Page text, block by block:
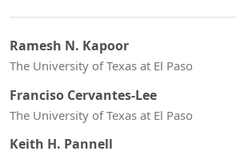
Ramesh N. Kapoor
The University of Texas at El Paso
Franciso Cervantes-Lee
The University of Texas at El Paso
Keith H. Pannell